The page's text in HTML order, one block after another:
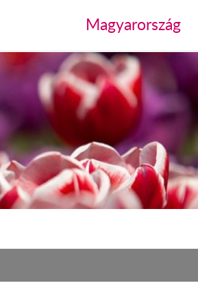
Magyarország